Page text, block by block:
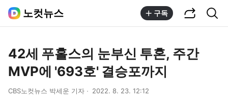
노컷뉴스 구독
42세 푸홀스의 눈부신 투혼, 주간
MVP에 '693호' 결승포까지
CBS노컷뉴스 박세운 기자 2022. 8. 23. 12:12